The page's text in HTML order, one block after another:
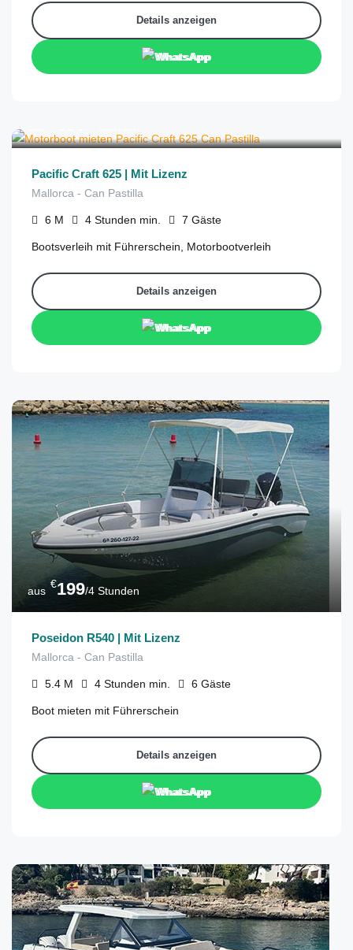
Details anzeigen
WhatsApp
Pacific Craft 625 | Mit Lizenz
Mallorca - Can Pastilla
6 M 4 Stunden min. 7 Gäste
Bootsverleih mit Führerschein, Motorbootverleih
Details anzeigen
WhatsApp
aus
€199/4 Stunden
Poseidon R540 | Mit Lizenz
Mallorca - Can Pastilla
5.4 M 4 Stunden min. 6 Gäste
Boot mieten mit Führerschein
Details anzeigen
WhatsApp